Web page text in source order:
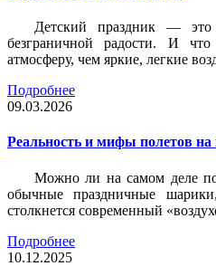
Детский праздник —
безграничной радости. И
атмосферу, чем яркие, легкие
Подробнее
09.03.2026
Реальность и мифы полетов
Можно ли на самом деле
обычные праздничные
столкнется современный
Подробнее
10.12.2025